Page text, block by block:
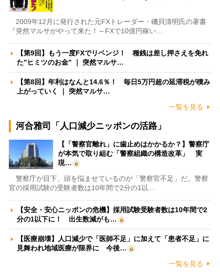
2009年12月に発行された元FXトレーダー・磯貝清明氏の著書
『突然マルサがやって来た！～FXで10億円稼い…
【第9回】もう一度FXでリベンジ！ 種銭は差し押さえを免れ
た”ヒミツのお金” ｜ 突然マルサ…
【第8回】年利はなんと14.6％！ 毎日5万円超の延滞税が積み
上がっていく ｜ 突然マルサ…
一覧を見る
河合雅司「人口減少ニッポンの活路」
【「警察官離れ」に歯止めはかかるか？】警察庁
が本気で取り組む「警察組織の構造改革」 実
現…
警察庁が目下、頭を悩ませているのが「警察官不足」だ。警察
官の採用試験の受験者数は10年間で2分の1以…
【安全・安心ニッポンの危機】採用試験受験者数は10年間で2
分の1以下に！ 出生数減がも…
【医療崩壊】人口減少で「医師不足」に加えて「患者不足」に
見舞われ地域医療が限界に 今後…
一覧を見る